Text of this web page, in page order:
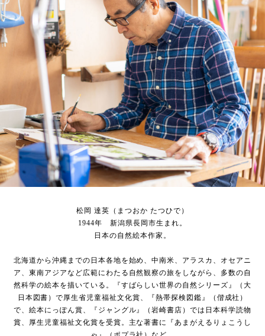
松岡 達英（まつおか たつひで）
1944年 新潟県長岡市生まれ。
日本の自然絵本作家。
北海道から沖縄までの日本各地を始め、中南米、アラスカ、オセアニ
ア、東南アジアなど広範にわたる自然観察の旅をしながら、多数の自
然科学の絵本を描いている。『すばらしい世界の自然シリーズ』（大
日本図書）で厚生省児童福祉文化賞、『熱帯探検図鑑』（偕成社）
で、絵本にっぽん賞、『ジャングル』（岩崎書店）では日本科学読物
賞、厚生児童福祉文化賞を受賞。主な著書に『あまがえるりょこうし